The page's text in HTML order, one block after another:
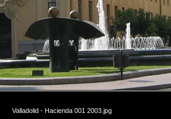
Valladolid - Hacienda 001 2003.jpg